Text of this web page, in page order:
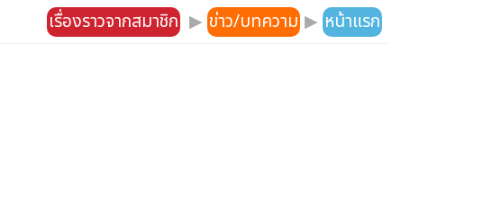
เรื่องราวจากสมาชิก ▶ ข่าว/บทความ ▶ หน้าแรก